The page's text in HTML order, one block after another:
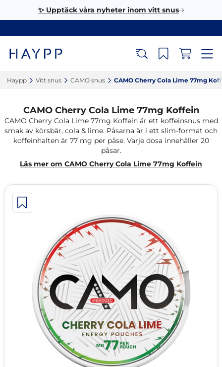
✨ Upptäck våra nyheter inom vitt snus
Haypp‎ Vitt snus‎ CAMO snus‎ CAMO Cherry Cola Lime 77mg
CAMO Cherry Cola Lime 77mg Koffein
CAMO Cherry Cola Lime 77mg Koffein är ett koffeinsnus med
smak av körsbär, cola & lime. Påsarna är i ett slim-format och
koffeinhalten är 77 mg per påse. Varje dosa innehåller 20
påsar.
Läs mer om CAMO Cherry Cola Lime 77mg Koffein